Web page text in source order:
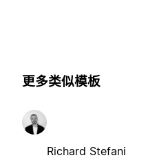
更多类似模板
Richard Stefani